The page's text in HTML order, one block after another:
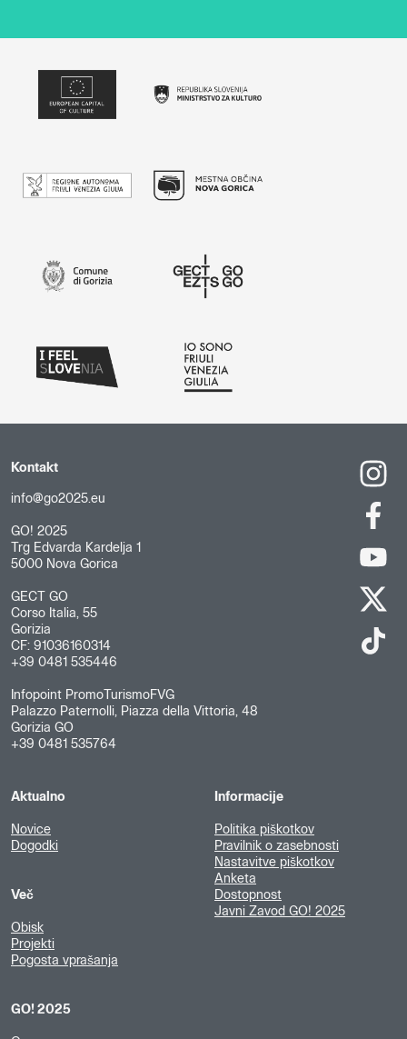
Kontakt
info@go2025.eu
GO! 2025
Trg Edvarda Kardelja 1
5000 Nova Gorica
GECT GO
Corso Italia, 55
Gorizia
CF: 91036160314
+39 0481 535446
Infopoint PromoTurismoFVG
Palazzo Paternolli, Piazza della Vittoria, 48
Gorizia GO
+39 0481 535764
Aktualno
Novice
Dogodki
Več
Obisk
Projekti
Pogosta vprašanja
GO! 2025
Informacije
Politika piškotkov
Pravilnik o zasebnosti
Nastavitve piškotkov
Anketa
Dostopnost
Javni Zavod GO! 2025